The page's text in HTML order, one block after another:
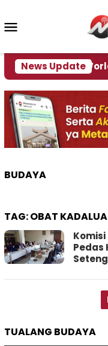
konten
News Update
Rumah World
BUDAYA
TAG:OBAT
Komisi
Pedas
TUALANG BUDAYA